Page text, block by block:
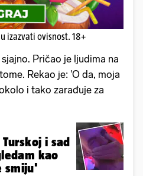
izazvati ovisnost. 18+
Pričao je ljudima na
Rekao je: 'O da, moja
i tako zarađuje za
i sad
kao
smiju'